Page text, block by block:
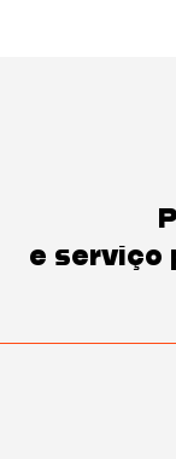
e serviço